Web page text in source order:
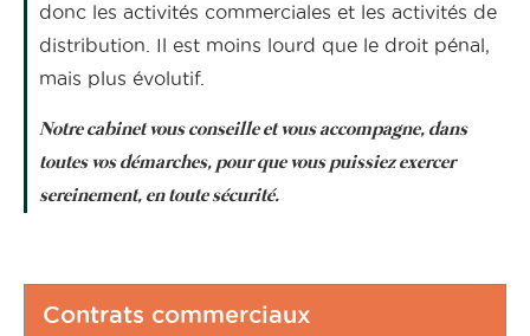
donc les activités commerciales et les activités de
distribution. Il est moins lourd que le droit pénal,
mais plus évolutif.
Notre cabinet vous conseille et vous accompagne, dans
toutes vos démarches, pour que vous puissiez exercer
sereinement, en toute sécurité.
Contrats commerciaux